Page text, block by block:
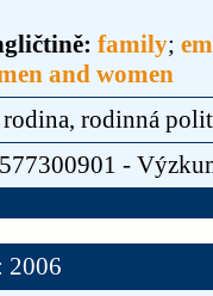
family;
and women
rodinná
-
2006